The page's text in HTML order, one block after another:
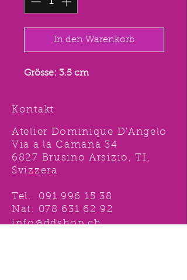
In den Warenkorb
Grösse: 3.5 cm
Kontakt
Atelier Dominique D'Angelo
Via a la Camana 34
6827 Brusino Arsizio, TI,
Svizzera
Tel. 091 996 15 38
Nat: 078 631 62 92
info@ddshop.ch